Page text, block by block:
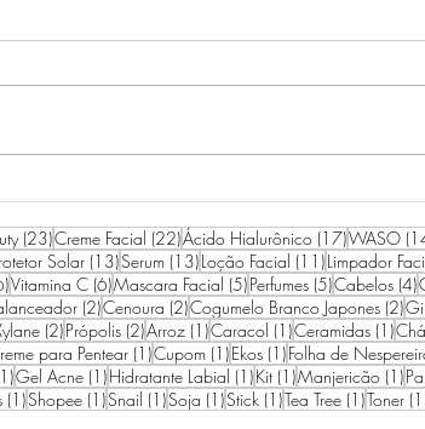
AQUA
(23)23 posts
Creme Facial (22)22 posts
Ácido Hialurônico (17)17 posts
WASO
posts Solar (13)13 posts
Serum (13)13 posts
Loção Facial (11)11 posts
Limpador
6 posts
Vitamina C (6)6 posts
Mascara Facial (5)5 posts
Perfumes (5)5 posts
Cabelos (4)
(2)2 posts
Cenoura (2)2 posts
Cogumelo Branco Japones (2)2
(2)2 posts
Própolis (2)2 posts
Arroz (1)1 post
Caracol (1)1 post
Ceramidas (1)1
para Pentear (1)1 post
Cupom (1)1 post
Ekos (1)1 post
Folha de
1 post
Gel Acne (1)1 post
Hidratante Labial (1)1 post
Kit (1)1 post
Manjericão (1)1
(1)1 post
Shopee (1)1 post
Snail (1)1 post
Soja (1)1 post
Stick (1)1 post
Tea Tree (1)1 post
Toner